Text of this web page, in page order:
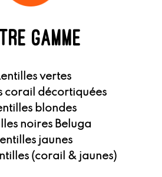
GAMME
vertes
corail décortiquées
blondes
noires Beluga
jaunes
(corail & jaunes)